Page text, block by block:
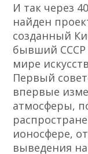
И так через
найден
созданный
бывший СССР
мире
Первый
впервые
атмосферы,
ионосфере,
выведения